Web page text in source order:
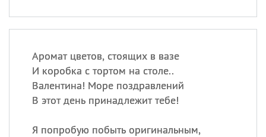
Аромат цветов, стоящих в вазе
И коробка с тортом на столе..
Валентина! Море поздравлений
В этот день принадлежит тебе!
Я попробую побыть оригинальным,